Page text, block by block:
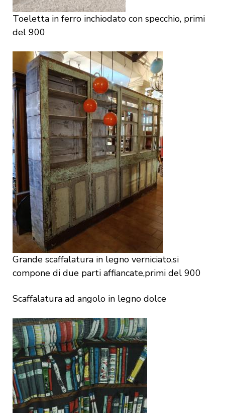
Toeletta in ferro inchiodato con specchio, primi
del 900
Grande scaffalatura in legno verniciato,si
compone di due parti affiancate,primi del 900
Scaffalatura ad angolo in legno dolce